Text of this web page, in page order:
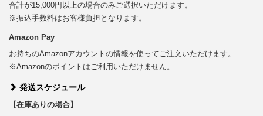
合計が15,000円以上の場合のみご選択いただけます。
※振込手数料はお客様負担となります。
Amazon Pay
お持ちのAmazonアカウントの情報を使ってご注文いただけます。
※Amazonのポイントはご利用いただけません。
発送スケジュール
【在庫ありの場合】